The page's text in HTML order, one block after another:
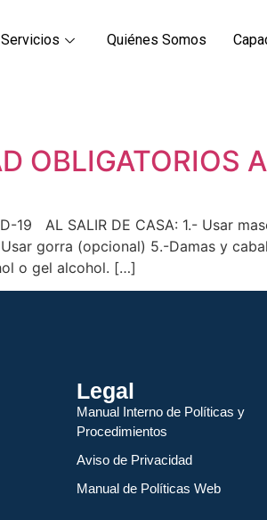
Servicios Quiénes Somos
OBLIGATORIOS
19 AL SALIR DE CASA: 1.- Usar
gorra (opcional) 5.-Damas y
o gel alcohol. […]
Legal
Manual Interno de Políticas y
Procedimientos
Aviso de Privacidad
Manual de Políticas Web